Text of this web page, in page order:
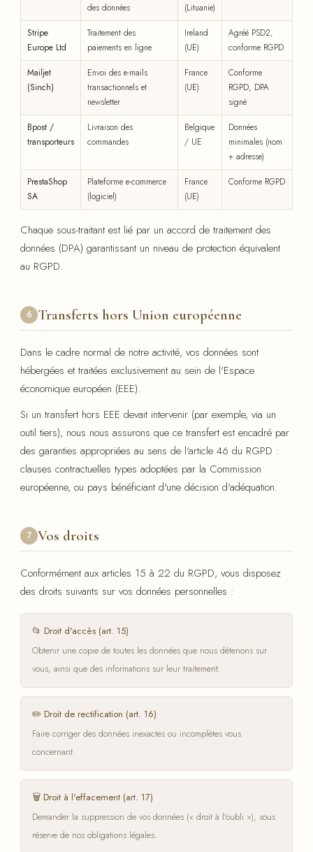
des données
(Lituanie)
Stripe
Europe Ltd
Traitement des
paiements en ligne
Ireland
(UE)
Agréé PSD2,
conforme RGPD
Mailjet
(Sinch)
Envoi des e-mails
transactionnels et
newsletter
France
(UE)
Conforme
RGPD, DPA
signé
Bpost /
transporteurs
Livraison des
commandes
Belgique
/ UE
Données
minimales (nom
+ adresse)
PrestaShop
SA
Plateforme e-commerce
(logiciel)
France
(UE)
Conforme RGPD
Chaque sous-traitant est lié par un accord de traitement des
données (DPA) garantissant un niveau de protection équivalent
au RGPD.
6 Transferts hors Union européenne
Dans le cadre normal de notre activité, vos données sont
hébergées et traitées exclusivement au sein de l'Espace
économique européen (EEE).
Si un transfert hors EEE devait intervenir (par exemple, via un
outil tiers), nous nous assurons que ce transfert est encadré par
des garanties appropriées au sens de l'article 46 du RGPD :
clauses contractuelles types adoptées par la Commission
européenne, ou pays bénéficiant d'une décision d'adéquation.
7 Vos droits
Conformément aux articles 15 à 22 du RGPD, vous disposez
des droits suivants sur vos données personnelles :
📂 Droit d'accès (art. 15)
Obtenir une copie de toutes les données que nous détenons sur
vous, ainsi que des informations sur leur traitement.
✏️ Droit de rectification (art. 16)
Faire corriger des données inexactes ou incomplètes vous
concernant.
🗑️ Droit à l'effacement (art. 17)
Demander la suppression de vos données (« droit à l'oubli »), sous
réserve de nos obligations légales.